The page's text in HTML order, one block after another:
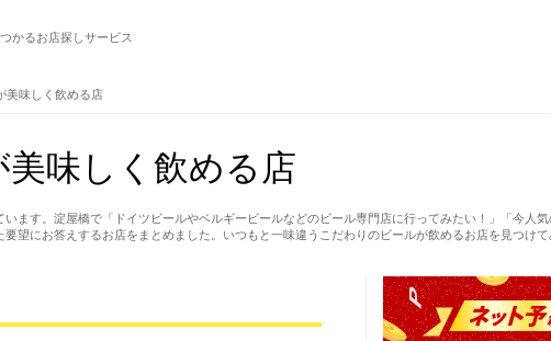
かるお店探しサービス
美味しく飲める店
味しく飲める店
ます。淀屋橋で「ドイツビールやベルギービールなどのビール専門店に行ってみたい！」「今人
望にお答えするお店をまとめました。いつもと一味違うこだわりのビールが飲めるお店を見つけて